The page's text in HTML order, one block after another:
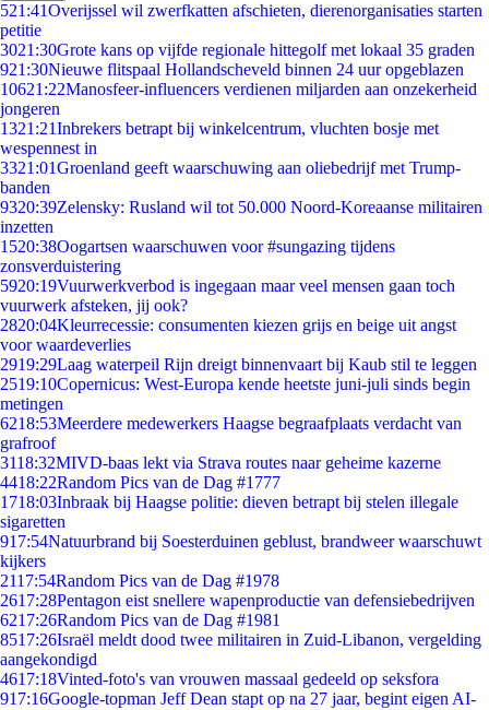
521:41Overijssel wil zwerfkatten afschieten, dierenorganisaties starten
petitie
3021:30Grote kans op vijfde regionale hittegolf met lokaal 35 graden
921:30Nieuwe flitspaal Hollandscheveld binnen 24 uur opgeblazen
10621:22Manosfeer-influencers verdienen miljarden aan onzekerheid
jongeren
1321:21Inbrekers betrapt bij winkelcentrum, vluchten bosje met
wespennest in
3321:01Groenland geeft waarschuwing aan oliebedrijf met Trump-
banden
9320:39Zelensky: Rusland wil tot 50.000 Noord-Koreaanse militairen
inzetten
1520:38Oogartsen waarschuwen voor #sungazing tijdens
zonsverduistering
5920:19Vuurwerkverbod is ingegaan maar veel mensen gaan toch
vuurwerk afsteken, jij ook?
2820:04Kleurrecessie: consumenten kiezen grijs en beige uit angst
voor waardeverlies
2919:29Laag waterpeil Rijn dreigt binnenvaart bij Kaub stil te leggen
2519:10Copernicus: West-Europa kende heetste juni-juli sinds begin
metingen
6218:53Meerdere medewerkers Haagse begraafplaats verdacht van
grafroof
3118:32MIVD-baas lekt via Strava routes naar geheime kazerne
4418:22Random Pics van de Dag #1777
1718:03Inbraak bij Haagse politie: dieven betrapt bij stelen illegale
sigaretten
917:54Natuurbrand bij Soesterduinen geblust, brandweer waarschuwt
kijkers
2117:54Random Pics van de Dag #1978
2617:28Pentagon eist snellere wapenproductie van defensiebedrijven
6217:26Random Pics van de Dag #1981
8517:26Israël meldt dood twee militairen in Zuid-Libanon, vergelding
aangekondigd
4617:18Vinted-foto's van vrouwen massaal gedeeld op seksfora
917:16Google-topman Jeff Dean stapt op na 27 jaar, begint eigen AI-